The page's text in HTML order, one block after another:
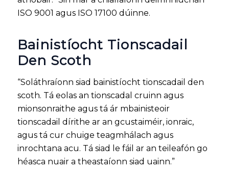
ISO 9001 agus ISO 17100 dúinne.
Bainistíocht Tionscadail
Den Scoth
“Soláthraíonn siad bainistíocht tionscadail den
scoth. Tá eolas an tionscadal cruinn agus
mionsonraithe agus tá ár mbainisteoir
tionscadail dírithe ar an gcustaiméir, ionraic,
agus tá cur chuige teagmhálach agus
inrochtana acu. Tá siad le fáil ar an teileafón go
héasca nuair a theastaíonn siad uainn.”